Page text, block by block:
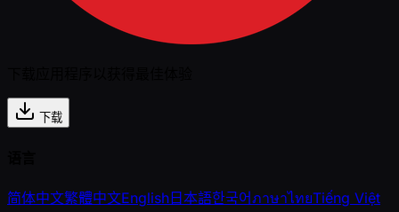
下载
简体中文繁體中文English 日本語한국어ภาษาไทยTiếng Việt